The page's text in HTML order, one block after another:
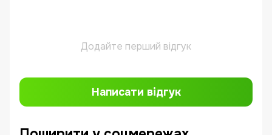
Додайте перший відгук
Написати відгук